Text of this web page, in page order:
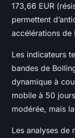
173,66 EUR
permettent
accélérations de
Les indicateurs
bandes de
dynamique à
mobile à 50
modérée, mais
Les analyses de